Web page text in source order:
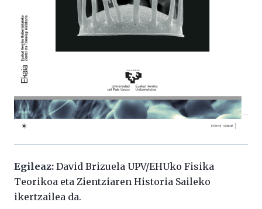
Egileaz: David Brizuela UPV/EHUko Fisika
Teorikoa eta Zientziaren Historia Saileko
ikertzailea da.